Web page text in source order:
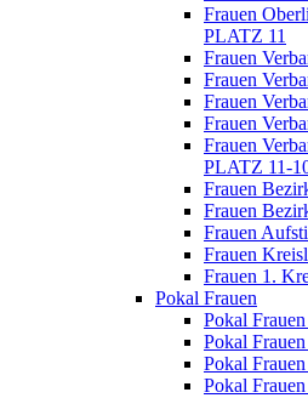
Frauen
PLATZ 11
Frauen
Frauen
Frauen
Frauen
Frauen
PLATZ 11-
Frauen
Frauen
Frauen
Frauen
Frauen 1.
Pokal Frauen
Pokal
Pokal
Pokal
Pokal